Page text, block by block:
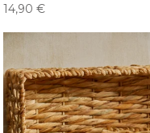
14,90 €